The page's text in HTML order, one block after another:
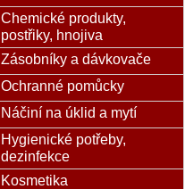
Chemické produkty,
postřiky, hnojiva
Zásobníky a dávkovače
Ochranné pomůcky
Náčiní na úklid a mytí
Hygienické potřeby,
dezinfekce
Kosmetika